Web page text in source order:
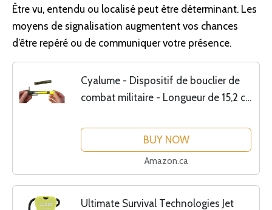
Être vu, entendu ou localisé peut être déterminant. Les
moyens de signalisation augmentent vos chances
d’être repéré ou de communiquer votre présence.
Cyalume - Dispositif de bouclier de
combat militaire - Longueur de 15,2 cm
ChemLight et SnapLight de 15,2 cm
BUY NOW
Amazon.ca
Ultimate Survival Technologies Jet